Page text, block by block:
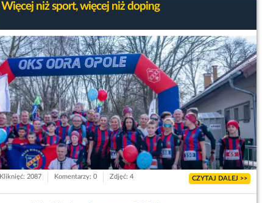
Więcej niż sport, więcej niż doping
Kliknięć: 2087 Komentarzy: 0 Zdjęć: 4 CZYTAJ DALEJ >>